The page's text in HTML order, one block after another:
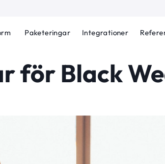
Paketeringar Integrationer
för Black